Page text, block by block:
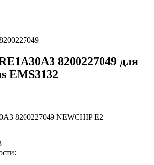
8200227049 для
EMS3132
8200227049 NEWCHIP E2